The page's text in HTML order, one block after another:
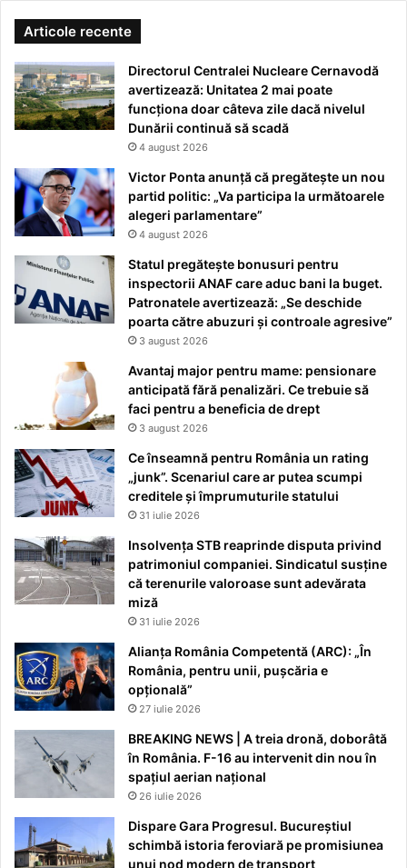
Articole recente
Directorul Centralei Nucleare Cernavodă
avertizează: Unitatea 2 mai poate
funcționa doar câteva zile dacă nivelul
Dunării continuă să scadă
4 august 2026
Victor Ponta anunță că pregătește un nou
partid politic: „Va participa la următoarele
alegeri parlamentare”
4 august 2026
Statul pregătește bonusuri pentru
inspectorii ANAF care aduc bani la buget.
Patronatele avertizează: „Se deschide
poarta către abuzuri și controale agresive”
3 august 2026
Avantaj major pentru mame: pensionare
anticipată fără penalizări. Ce trebuie să
faci pentru a beneficia de drept
3 august 2026
Ce înseamnă pentru România un rating
„junk”. Scenariul care ar putea scumpi
creditele și împrumuturile statului
31 iulie 2026
Insolvența STB reaprinde disputa privind
patrimoniul companiei. Sindicatul susține
că terenurile valoroase sunt adevărata
miză
31 iulie 2026
Alianța România Competentă (ARC): „În
România, pentru unii, pușcăria e
opțională”
27 iulie 2026
BREAKING NEWS | A treia dronă, doborâtă
în România. F-16 au intervenit din nou în
spațiul aerian național
26 iulie 2026
Dispare Gara Progresul. Bucureștiul
schimbă istoria feroviară pe promisiunea
unui nod modern de transport